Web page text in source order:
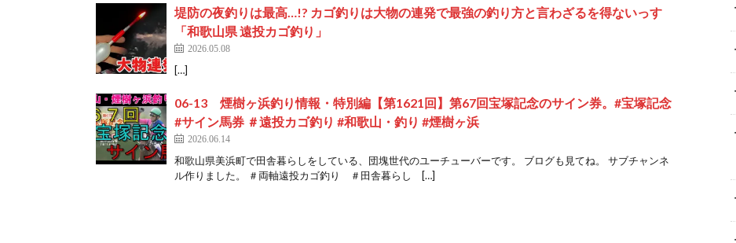
堤防の夜釣りは最高…!? カゴ釣りは大物の連発で最強の釣り方と言わざるを得ないっす
「和歌山県 遠投カゴ釣り」
2026.05.08
[…]
06-13 煙樹ヶ浜釣り情報・特別編【第1621回】第67回宝塚記念のサイン券。#宝塚記念
#サイン馬券 ＃遠投カゴ釣り #和歌山・釣り #煙樹ヶ浜
2026.06.14
和歌山県美浜町で田舎暮らしをしている、団塊世代のユーチューバーです。 ブログも見てね。 サブチャンネ
ル作りました。 ＃両軸遠投カゴ釣り ＃田舎暮らし […]